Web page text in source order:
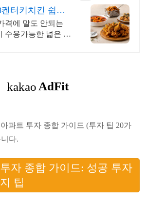
약!
격에 말도 안되는
수용가능한 넓은 매
파트 투자 종합 가이드 (투자 팁 20가
다.
자 종합 가이드: 성공 투자
팁